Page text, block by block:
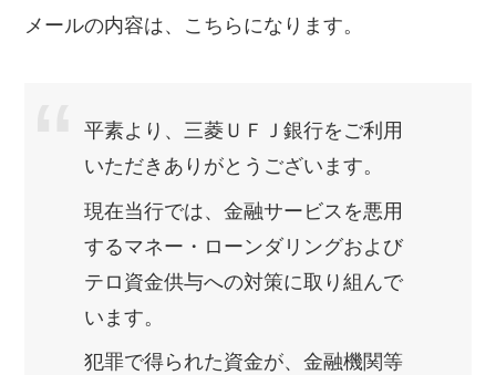
メールの内容は、こちらになります。
平素より、三菱ＵＦＪ銀行をご利用
いただきありがとうございます。
現在当行では、金融サービスを悪用
するマネー・ローンダリングおよび
テロ資金供与への対策に取り組んで
います。
犯罪で得られた資金が、金融機関等